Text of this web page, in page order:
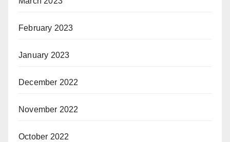
February 2023
January 2023
December 2022
November 2022
October 2022